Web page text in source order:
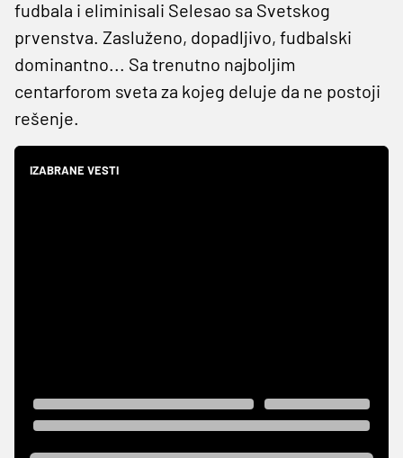
fudbala i eliminisali Selesao sa Svetskog
prvenstva. Zasluženo, dopadljivo, fudbalski
dominantno... Sa trenutno najboljim
centarforom sveta za kojeg deluje da ne postoji
rešenje.
IZABRANE VESTI